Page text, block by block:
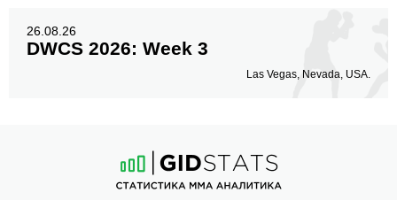
26.08.26
DWCS 2026: Week 3
Las Vegas, Nevada, USA.